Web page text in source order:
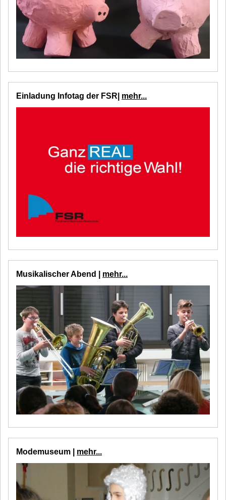
Einladung Infotag der FSR| mehr...
Musikalischer Abend | mehr...
Modemuseum | mehr...